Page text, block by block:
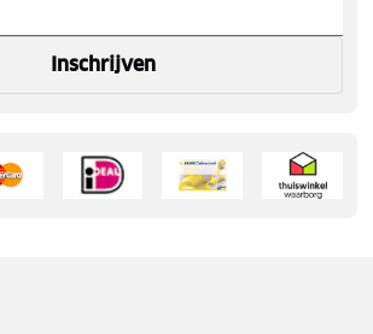
Inschrijven